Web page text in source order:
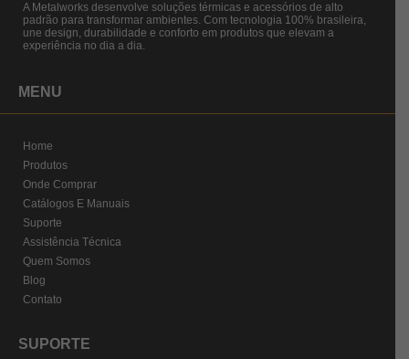
A Metalworks desenvolve soluções térmicas e acessórios de alto
padrão para transformar ambientes. Com tecnologia 100% brasileira,
une design, durabilidade e conforto em produtos que elevam a
experiência no dia a dia.
MENU
Home
Produtos
Onde Comprar
Catálogos E Manuais
Suporte
Assistência Técnica
Quem Somos
Blog
Contato
SUPORTE